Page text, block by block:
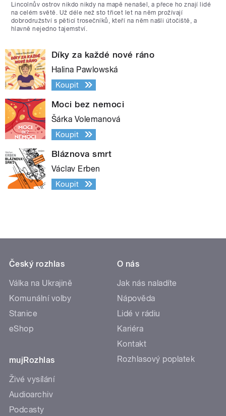
Lincolnův ostrov nikdo nikdy na mapě nenašel, a přece ho znají lidé
na celém světě. Už déle než sto třicet let na něm prožívají
dobrodružství s pěticí trosečníků, kteří na něm našli útočiště, a
hlavně nejedno tajemství.
Díky za každé nové ráno
Halina Pawlowská
Koupit
Moci bez nemoci
Šárka Volemanová
Koupit
Bláznova smrt
Václav Erben
Koupit
Český rozhlas
Válka na Ukrajině
Komunální volby
Stanice
eShop
mujRozhlas
Živé vysílání
Audioarchiv
Podcasty
O nás
Jak nás naladíte
Nápověda
Lidé v rádiu
Kariéra
Kontakt
Rozhlasový poplatek